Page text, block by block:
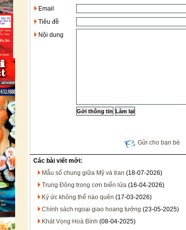
Email
Tiêu đề
Nội dung
Gửi cho bạn bè
Các bài viết mới:
Mẫu số chung giữa Mỹ và Iran (18-07-2026)
Trung Đông trong cơn biển lửa (16-04-2026)
Ký ức không thể nào quên (17-03-2026)
Chính sách ngoại giao hoang tưởng (23-05-2025)
Khát Vọng Hoà Bình (08-04-2025)